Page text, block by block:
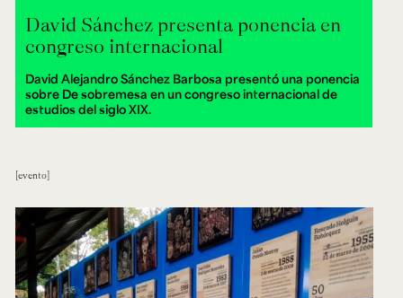
David Sánchez presenta ponencia en
congreso internacional
David Alejandro Sánchez Barbosa presentó una ponencia
sobre De sobremesa en un congreso internacional de
estudios del siglo XIX.
evento